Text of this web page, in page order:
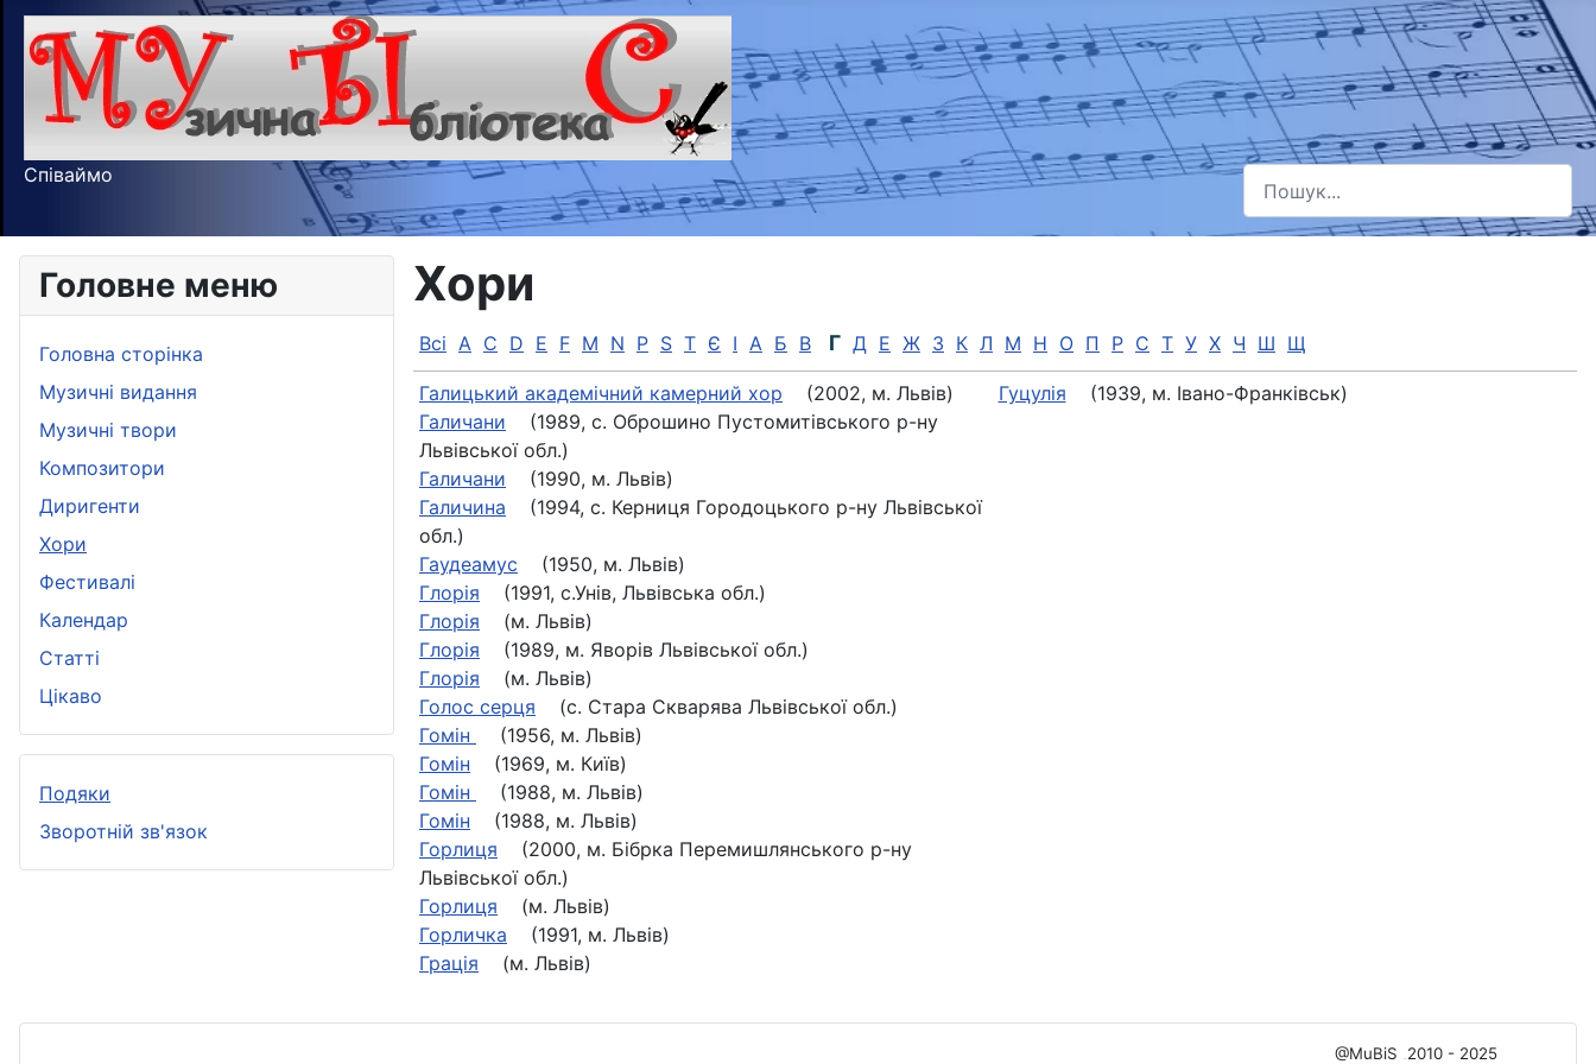
Співаймо Пошук
Type 2 or more characters for results.
Головне меню
Головна сторінка
Музичні видання
Музичні твори
Композитори
Диригенти
Хори
Фестивалі
Календар
Статті
Цікаво
Подяки
Зворотній зв'язок
Хори
Всі A C D E F M N P S T Є І А Б В Г Д Е Ж З К Л М Н О П Р С Т У Х Ч Ш Щ
Галицький академічний камерний хор (2002, м. Львів)
Галичани (1989, с. Оброшино Пустомитівського р-ну
Львівської обл.)
Галичани (1990, м. Львів)
Галичина (1994, с. Керниця Городоцького р-ну Львівської
обл.)
Гаудеамус (1950, м. Львів)
Глорія (1991, с.Унів, Львівська обл.)
Глорія (м. Львів)
Глорія (1989, м. Яворів Львівської обл.)
Глорія (м. Львів)
Голос серця (с. Стара Скварява Львівської обл.)
Гомін
(1956, м. Львів)
Гомін (1969, м. Київ)
Гомін
(1988, м. Львів)
Гомін (1988, м. Львів)
Горлиця (2000, м. Бібрка Перемишлянського р-ну
Львівської обл.)
Горлиця (м. Львів)
Горличка (1991, м. Львів)
Грація (м. Львів)
Гуцулія (1939, м. Івано-Франківськ)
@MuBiS 2010 - 2025